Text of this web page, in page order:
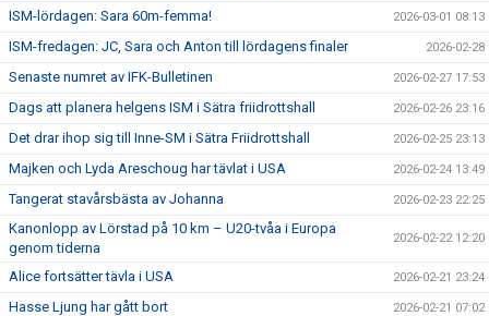
ISM-lördagen: Sara 60m-femma! 2026-03-01 08:13
ISM-fredagen: JC, Sara och Anton till lördagens finaler 2026-02-28
Senaste numret av IFK-Bulletinen 2026-02-27 17:53
Dags att planera helgens ISM i Sätra friidrottshall 2026-02-26 23:16
Det drar ihop sig till Inne-SM i Sätra Friidrottshall 2026-02-25 23:13
Majken och Lyda Areschoug har tävlat i USA 2026-02-24 13:49
Tangerat stavårsbästa av Johanna 2026-02-23 22:25
Kanonlopp av Lörstad på 10 km – U20-tvåa i Europa
genom tiderna
2026-02-22 12:20
Alice fortsätter tävla i USA 2026-02-21 23:24
Hasse Ljung har gått bort 2026-02-21 07:02